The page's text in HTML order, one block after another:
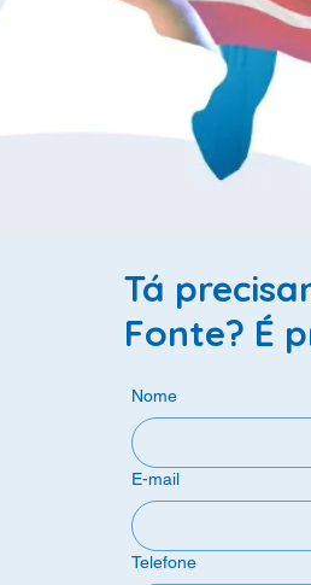
Tá
Fonte? É
Nome
E-mail
Telefone